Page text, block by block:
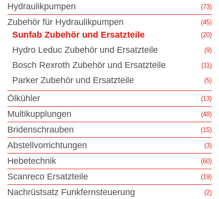
Hydraulikpumpen (73)
Zubehör für Hydraulikpumpen (45)
Sunfab Zubehör und Ersatzteile (20)
Hydro Leduc Zubehör und Ersatzteile (9)
Bosch Rexroth Zubehör und Ersatzteile (11)
Parker Zubehör und Ersatzteile (5)
Ölkühler (13)
Multikupplungen (48)
Bridenschrauben (15)
Abstellvorrichtungen (3)
Hebetechnik (60)
Scanreco Ersatzteile (19)
Nachrüstsatz Funkfernsteuerung (2)